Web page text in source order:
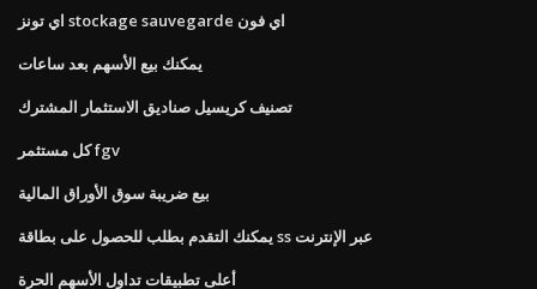
اي تونز stockage sauvegarde اي فون
يمكنك بيع الأسهم بعد ساعات
تصنيف كريسيل صناديق الاستثمار المشترك
كل مستثمر fgv
بيع ضريبة سوق الأوراق المالية
يمكنك التقدم بطلب للحصول على بطاقة ss عبر الإنترنت
أعلى تطبيقات تداول الأسهم الحرة